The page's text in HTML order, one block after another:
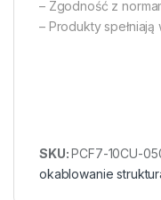
– Zgodność z
– Produkty spełniają
SKU:PCF7-10CU-
okablowanie